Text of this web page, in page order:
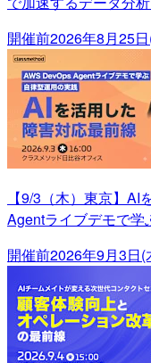
開催前2026年8月25
【9/3（木）東京】
Agentライブデモで
開催前2026年9月3日(